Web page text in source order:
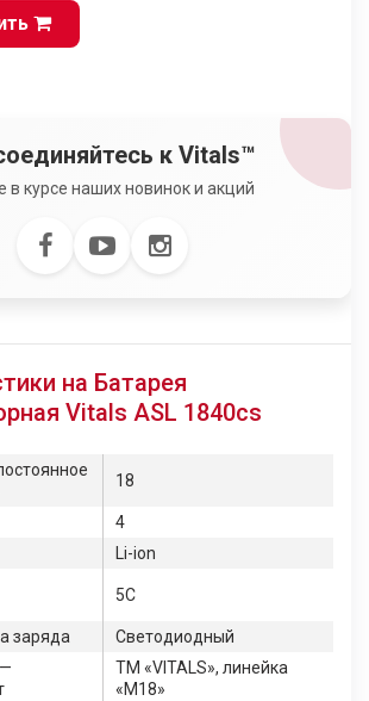
к Vitals™
в курсе наших новинок и акций
на Батарея
Vitals ASL 1840cs
18
4
Li-ion
5C
заряда
Светодиодный
TM «VITALS», линейка
«M18»